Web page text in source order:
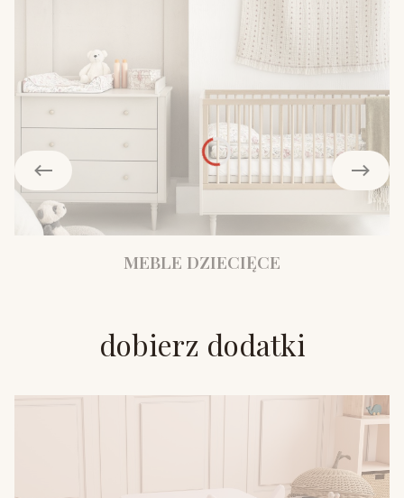
MEBLE DZIECIĘCE
dobierz dodatki